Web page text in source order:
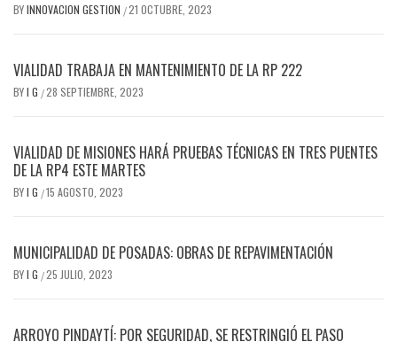
BYINNOVACION GESTION /21 OCTUBRE, 2023
VIALIDAD TRABAJA EN MANTENIMIENTO DE LA RP 222
BYI G /28 SEPTIEMBRE, 2023
VIALIDAD DE MISIONES HARÁ PRUEBAS TÉCNICAS EN TRES PUENTES
DE LA RP4 ESTE MARTES
BYI G /15 AGOSTO, 2023
MUNICIPALIDAD DE POSADAS: OBRAS DE REPAVIMENTACIÓN
BYI G /25 JULIO, 2023
ARROYO PINDAYTÍ: POR SEGURIDAD, SE RESTRINGIÓ EL PASO